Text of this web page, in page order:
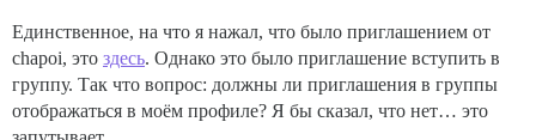
Единственное, на что я нажал, что было приглашением от
chapoi, это здесь. Однако это было приглашение вступить в
группу. Так что вопрос: должны ли приглашения в группы
отображаться в моём профиле? Я бы сказал, что нет… это